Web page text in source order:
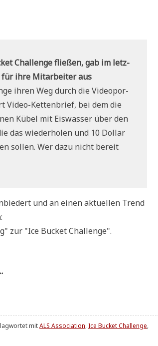
Chall­enge flie­ßen, gab im letz­
für ihre Mit­ar­bei­ter aus
ihren Weg durch die Video­por­
Video-Ket­ten­brief, bei dem die
Kübel mit Eis­was­ser über den
das wie­der­ho­len und 10 Dol­lar
sol­len. Wer dazu nicht bereit
und an einen aktu­el­len Trend
zur "Ice Bucket Challenge".
mitALS Association,Ice Bucket Challenge,